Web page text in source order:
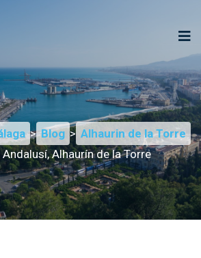
> Blog > Alhaurin de la Torre
Alhaurín de la Torre